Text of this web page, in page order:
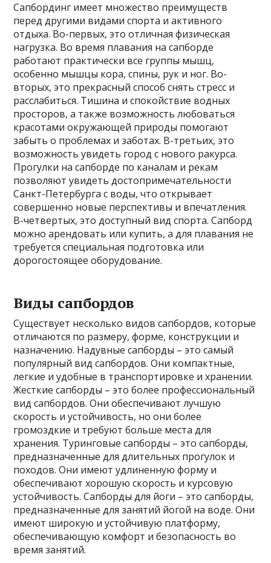
Сапбординг имеет множество преимуществ
перед другими видами спорта и активного
отдыха. Во-первых, это отличная физическая
нагрузка. Во время плавания на сапборде
работают практически все группы мышц,
особенно мышцы кора, спины, рук и ног. Во-
вторых, это прекрасный способ снять стресс и
расслабиться. Тишина и спокойствие водных
просторов, а также возможность любоваться
красотами окружающей природы помогают
забыть о проблемах и заботах. В-третьих, это
возможность увидеть город с нового ракурса.
Прогулки на сапборде по каналам и рекам
позволяют увидеть достопримечательности
Санкт-Петербурга с воды, что открывает
совершенно новые перспективы и впечатления.
В-четвертых, это доступный вид спорта. Сапборд
можно арендовать или купить, а для плавания не
требуется специальная подготовка или
дорогостоящее оборудование.
Виды сапбордов
Существует несколько видов сапбордов, которые
отличаются по размеру, форме, конструкции и
назначению. Надувные сапборды – это самый
популярный вид сапбордов. Они компактные,
легкие и удобные в транспортировке и хранении.
Жесткие сапборды – это более профессиональный
вид сапбордов. Они обеспечивают лучшую
скорость и устойчивость, но они более
громоздкие и требуют больше места для
хранения. Туринговые сапборды – это сапборды,
предназначенные для длительных прогулок и
походов. Они имеют удлиненную форму и
обеспечивают хорошую скорость и курсовую
устойчивость. Сапборды для йоги – это сапборды,
предназначенные для занятий йогой на воде. Они
имеют широкую и устойчивую платформу,
обеспечивающую комфорт и безопасность во
время занятий.